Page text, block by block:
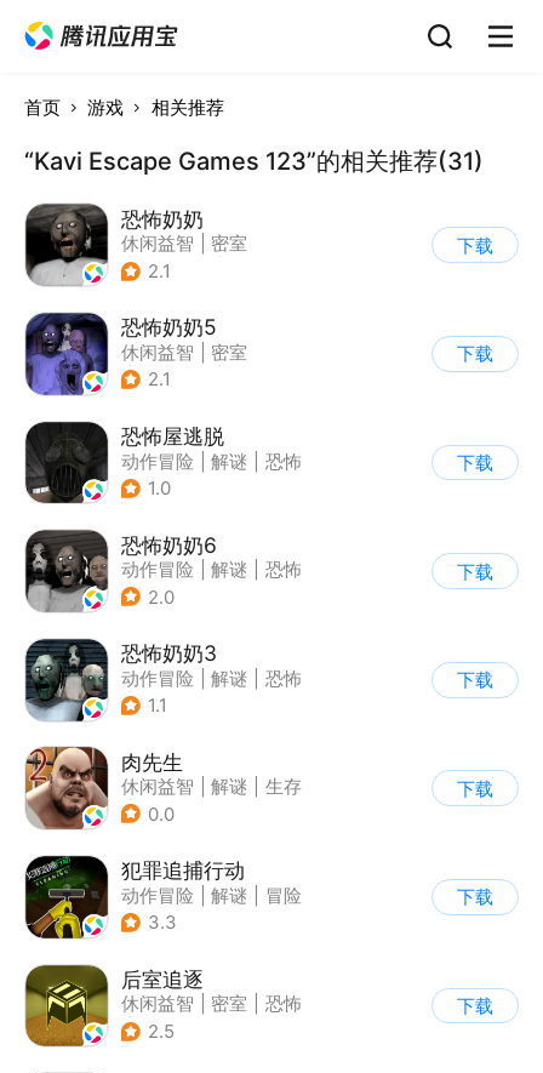
首页 游戏 相关推荐
“Kavi Escape Games 123”的相关推荐(31)
恐怖奶奶
休闲益智
密室
| 恐怖奶奶
2.1
下载
恐怖奶奶5
休闲益智
密室
| 恐怖奶奶
2.1
下载
恐怖屋逃脱
动作冒险 解谜
恐怖
| 暗黑
1.0
下载
恐怖奶奶6
动作冒险 解谜
恐怖
| 恐怖奶奶
2.0
下载
恐怖奶奶3
动作冒险 解谜
恐怖
| 恐怖奶奶
1.1
下载
肉先生
休闲益智 解谜
生存
| 卡通
0.0
下载
犯罪追捕行动
动作冒险 解谜
冒险
| 暗黑
3.3
下载
后室追逐
休闲益智 密室
恐怖
| 卡通
2.5
下载